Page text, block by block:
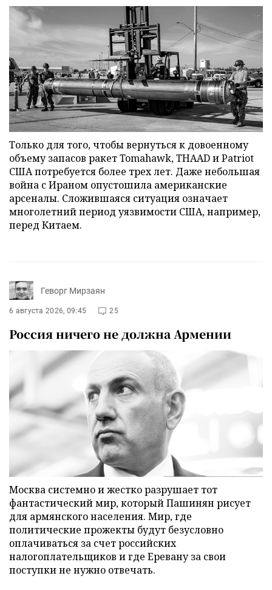
Только для того, чтобы вернуться к довоенному
объему запасов ракет Tomahawk, THAAD и Patriot
США потребуется более трех лет. Даже небольшая
война с Ираном опустошила американские
арсеналы. Сложившаяся ситуация означает
многолетний период уязвимости США, например,
перед Китаем.
Геворг Мирзаян
6 августа 2026, 09:45 25
Россия ничего не должна Армении
Москва системно и жестко разрушает тот
фантастический мир, который Пашинян рисует
для армянского населения. Мир, где
политические прожекты будут безусловно
оплачиваться за счет российских
налогоплательщиков и где Еревану за свои
поступки не нужно отвечать.